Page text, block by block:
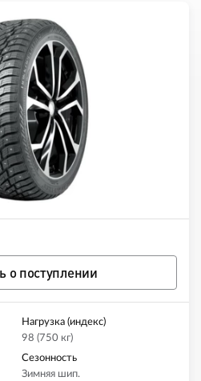
о поступлении
Нагрузка (индекс)
98 (750 кг)
Сезонность
Зимняя шип.